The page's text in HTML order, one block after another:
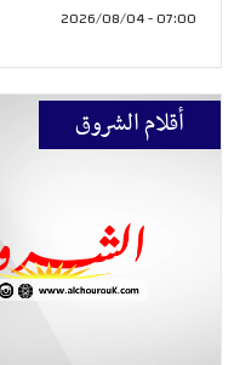
07:00 - 2026/08/04
أقلام الشروق